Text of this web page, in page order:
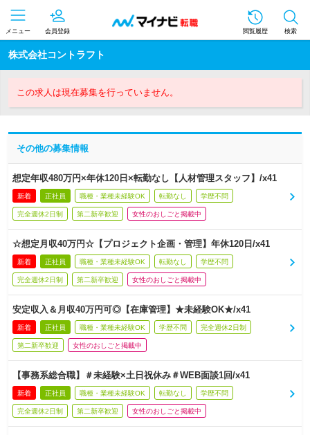
メニュー 会員登録 閲覧履歴 検索
株式会社コントラフト
この求人は現在募集を行っていません。
その他の募集情報
想定年収480万円×年休120日×転勤なし【人材管理スタッフ】/x41
新着 正社員 職種・業種未経験OK 転勤なし 学歴不問
完全週休2日制 第二新卒歓迎 女性のおしごと掲載中
☆想定月収40万円☆【プロジェクト企画・管理】年休120日/x41
新着 正社員 職種・業種未経験OK 転勤なし 学歴不問
完全週休2日制 第二新卒歓迎 女性のおしごと掲載中
安定収入＆月収40万円可◎【在庫管理】★未経験OK★/x41
新着 正社員 職種・業種未経験OK 学歴不問 完全週休2日制
第二新卒歓迎 女性のおしごと掲載中
【事務系総合職】＃未経験×土日祝休み＃WEB面談1回/x41
新着 正社員 職種・業種未経験OK 転勤なし 学歴不問
完全週休2日制 第二新卒歓迎 女性のおしごと掲載中